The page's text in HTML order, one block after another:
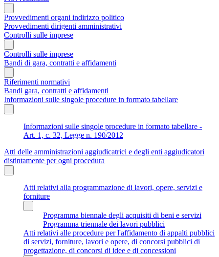
Provvedimenti organi indirizzo politico
Provvedimenti dirigenti amministrativi
Controlli sulle imprese
Controlli sulle imprese
Bandi di gara, contratti e affidamenti
Riferimenti normativi
Bandi gara, contratti e affidamenti
Informazioni sulle singole procedure in formato tabellare
Informazioni sulle singole procedure in formato tabellare -
Art. 1, c. 32, Legge n. 190/2012
Atti delle amministrazioni aggiudicatrici e degli enti aggiudicatori
distintamente per ogni procedura
Atti relativi alla programmazione di lavori, opere, servizi e
forniture
Programma biennale degli acquisiti di beni e servizi
Programma triennale dei lavori pubblici
Atti relativi alle procedure per l'affidamento di appalti pubblici
di servizi, forniture, lavori e opere, di concorsi pubblici di
progettazione, di concorsi di idee e di concessioni